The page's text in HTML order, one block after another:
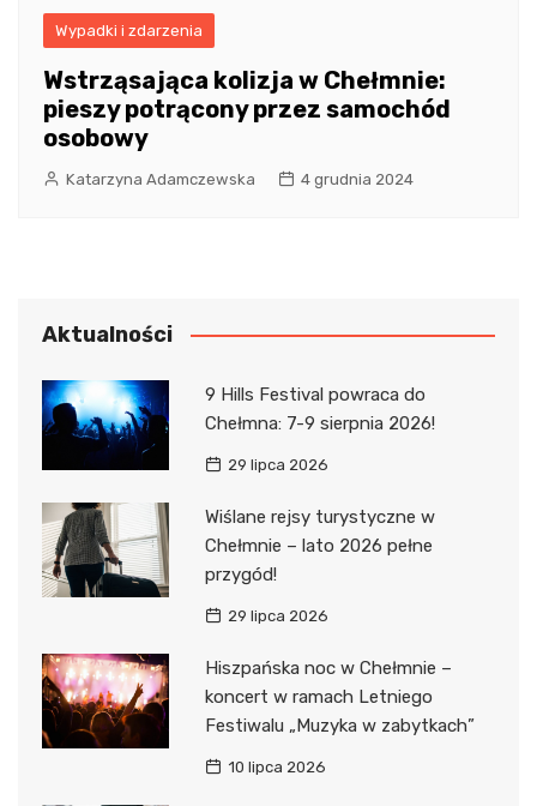
Wypadki i zdarzenia
Wstrząsająca kolizja w Chełmnie:
pieszy potrącony przez samochód
osobowy
Katarzyna Adamczewska 4 grudnia 2024
Aktualności
9 Hills Festival powraca do
Chełmna: 7-9 sierpnia 2026!
29 lipca 2026
Wiślane rejsy turystyczne w
Chełmnie – lato 2026 pełne
przygód!
29 lipca 2026
Hiszpańska noc w Chełmnie –
koncert w ramach Letniego
Festiwalu „Muzyka w zabytkach”
10 lipca 2026